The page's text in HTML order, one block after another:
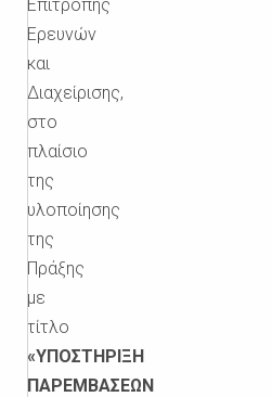
Επιτροπής
Ερευνών
και
Διαχείρισης,
στο
πλαίσιο
της
υλοποίησης
της
Πράξης
με
τίτλο
«ΥΠΟΣΤΗΡΙΞΗ
ΠΑΡΕΜΒΑΣΕΩΝ